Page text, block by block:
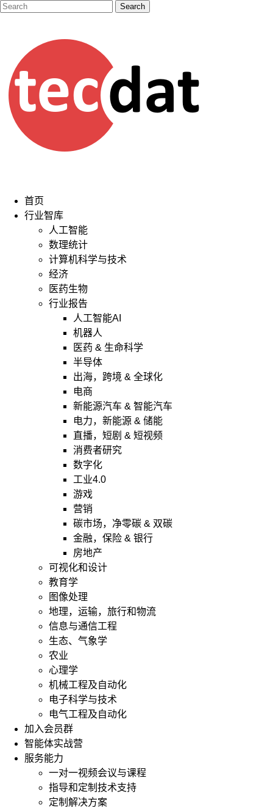
首页
行业智库
人工智能
数理统计
计算机科学与技术
经济
医药生物
行业报告
人工智能AI
机器人
医药 & 生命科学
半导体
出海，跨境 & 全球化
电商
新能源汽车 & 智能汽车
电力，新能源 & 储能
直播，短剧 & 短视频
消费者研究
数字化
工业4.0
游戏
营销
碳市场，净零碳 & 双碳
金融，保险 & 银行
房地产
可视化和设计
教育学
图像处理
地理，运输，旅行和物流
信息与通信工程
生态、气象学
农业
心理学
机械工程及自动化
电子科学与技术
电气工程及自动化
加入会员群
智能体实战营
服务能力
一对一视频会议与课程
指导和定制技术支持
定制解决方案